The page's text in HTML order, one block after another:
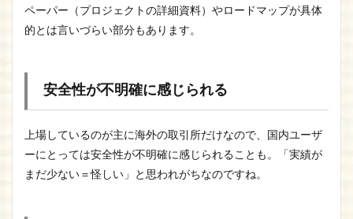
ペーパー（プロジェクトの詳細資料）やロードマップが具体
的とは言いづらい部分もあります。
安全性が不明確に感じられる
上場しているのが主に海外の取引所だけなので、国内ユーザ
ーにとっては安全性が不明確に感じられることも。「実績が
まだ少ない＝怪しい」と思われがちなのですね。